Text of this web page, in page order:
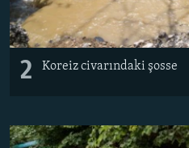
2 ​Koreiz civarındaki şosse